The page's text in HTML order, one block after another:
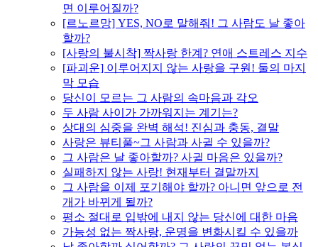
면 이루어질까?
[르노르망] YES, NO로 말해줘! 그 사람도 날 좋아
할까?
[사랑의 불시착] 짝사랑 한계? 연애 스트레스 지수
[파괴운] 이루어지지 않는 사랑을 구원! 둘의 마지
막 모습
당신이 모르는 그 사람의 속마음과 각오
두 사람 사이가 가까워지는 계기는?
상대의 심중을 완벽 해석! 진심과 충동, 결말
사랑은 뷰티풀~그 사람과 사귈 수 있을까?
그 사람은 날 좋아할까? 사귈 마음은 있을까?
실패하지 않는 사랑! 현재부터 결말까지
그 사람을 이제 포기해야 할까? 아니면 앞으로 전
개가 바뀌게 될까?
평소 절대로 입밖에 내지 않는 당신에 대한 마음
가능성 없는 짝사랑, 운명을 변화시킬 수 있을까